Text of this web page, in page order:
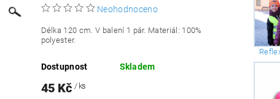
Neohodnoceno
Délka 120 cm. V balení 1 pár. Materiál: 100%
polyester.
Dostupnost Skladem
45 Kč / ks